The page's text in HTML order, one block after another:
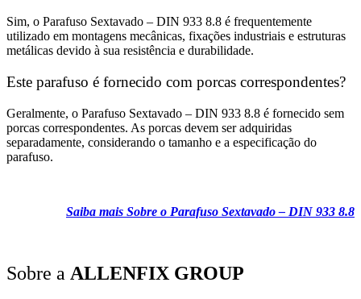
Sim, o Parafuso Sextavado – DIN 933 8.8 é frequentemente
utilizado em montagens mecânicas, fixações industriais e estruturas
metálicas devido à sua resistência e durabilidade.
Este parafuso é fornecido com porcas correspondentes?
Geralmente, o Parafuso Sextavado – DIN 933 8.8 é fornecido sem
porcas correspondentes. As porcas devem ser adquiridas
separadamente, considerando o tamanho e a especificação do
parafuso.
Saiba mais Sobre o Parafuso Sextavado – DIN 933 8.8
Sobre a ALLENFIX GROUP